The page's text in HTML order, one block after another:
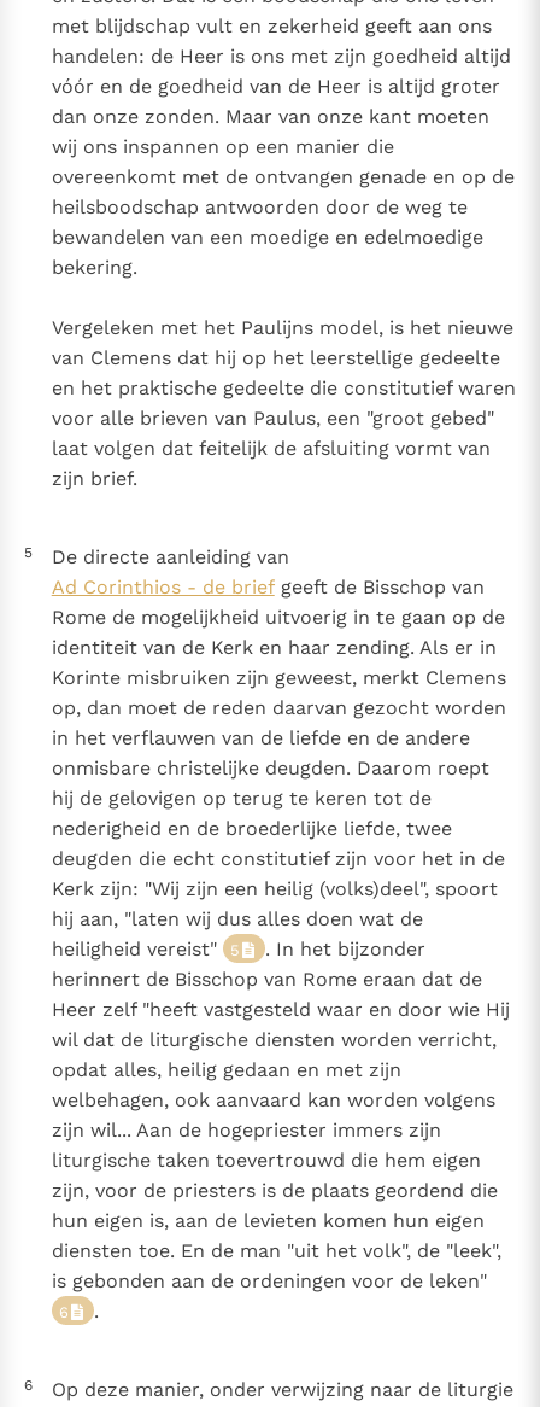
met blijdschap vult en zekerheid geeft aan ons
handelen: de Heer is ons met zijn goedheid altijd
vóór en de goedheid van de Heer is altijd groter
dan onze zonden. Maar van onze kant moeten
wij ons inspannen op een manier die
overeenkomt met de ontvangen genade en op de
heilsboodschap antwoorden door de weg te
bewandelen van een moedige en edelmoedige
bekering.
Vergeleken met het Paulijns model, is het nieuwe
van Clemens dat hij op het leerstellige gedeelte
en het praktische gedeelte die constitutief waren
voor alle brieven van Paulus, een "groot gebed"
laat volgen dat feitelijk de afsluiting vormt van
zijn brief.
5
De directe aanleiding van
Ad Corinthios - de briefgeeft de Bisschop van
Rome de mogelijkheid uitvoerig in te gaan op de
identiteit van de Kerk en haar zending. Als er in
Korinte misbruiken zijn geweest, merkt Clemens
op, dan moet de reden daarvan gezocht worden
in het verflauwen van de liefde en de andere
onmisbare christelijke deugden. Daarom roept
hij de gelovigen op terug te keren tot de
nederigheid en de broederlijke liefde, twee
deugden die echt constitutief zijn voor het in de
Kerk zijn: "Wij zijn een heilig (volks)deel", spoort
hij aan, "laten wij dus alles doen wat de
heiligheid vereist"
5
. In het bijzonder
herinnert de Bisschop van Rome eraan dat de
Heer zelf "heeft vastgesteld waar en door wie Hij
wil dat de liturgische diensten worden verricht,
opdat alles, heilig gedaan en met zijn
welbehagen, ook aanvaard kan worden volgens
zijn wil... Aan de hogepriester immers zijn
liturgische taken toevertrouwd die hem eigen
zijn, voor de priesters is de plaats geordend die
hun eigen is, aan de levieten komen hun eigen
diensten toe. En de man "uit het volk", de "leek",
is gebonden aan de ordeningen voor de leken"
6 .
6
Op deze manier, onder verwijzing naar de liturgie